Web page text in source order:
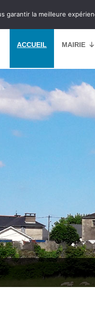
ACCUEIL MAIRIE
garantir la meilleure